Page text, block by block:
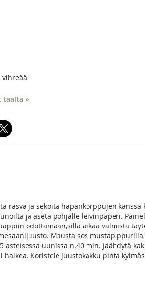
vihreää
täältä »
rasva ja sekoita hapankorppujen kanssa
ja aseta pohjalle leivinpaperi.
odottamaan,sillä aikaa valmista
Mausta sos mustapippurilla
uunissa n.40 min. Jäähdytä
Koristele juustokakku pinta